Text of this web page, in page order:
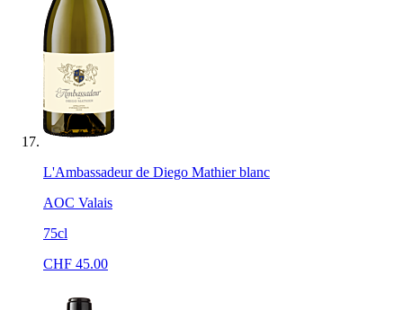
L'Ambassadeur de Diego Mathier blanc
AOC Valais
75cl
CHF 45.00